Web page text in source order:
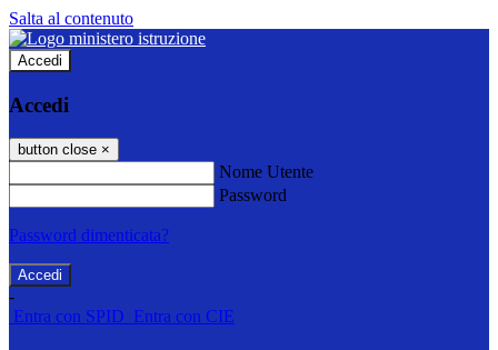
Salta al contenuto
Accedi
Accedi
button close ×
Nome Utente
Password
Password dimenticata?
-
Entra con SPID Entra con CIE